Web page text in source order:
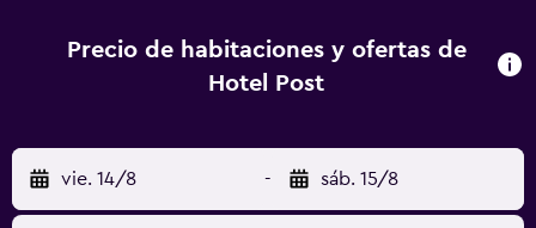
pelo. Se ofrece servicio de limpieza una vez por estancia.
Se pueden practicar las actividades de ocio y
aplique un recargo).
Precio de habitaciones y ofertas de
Hotel Post
vie. 14/8 - sáb. 15/8